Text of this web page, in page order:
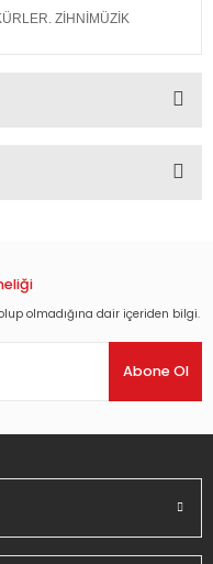
ZİHNİMÜZİK
olmadığına dair içeriden bilgi.
Abone Ol